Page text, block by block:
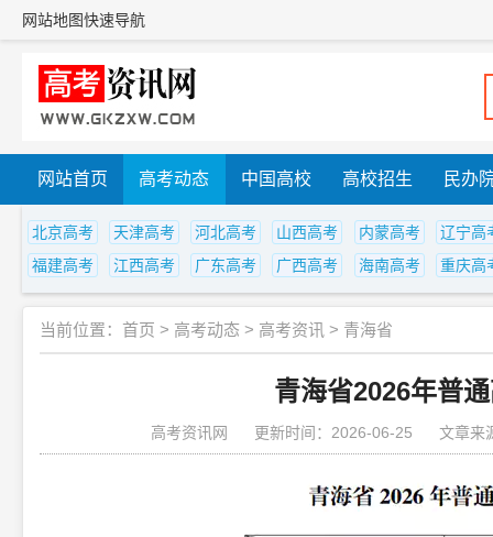
网站地图快速导航
网站首页 高考动态 中国高校 高校招生 民办
北京高考 天津高考 河北高考 山西高考 内蒙高考
辽宁高
福建高考
江西高考 广东高考 广西高考 海南高考 重庆高
当前位置： 首页 > 高考动态 > 高考资讯 > 青海省
青海省2026年普
高考资讯网 更新时间：2026-06-25 文章来